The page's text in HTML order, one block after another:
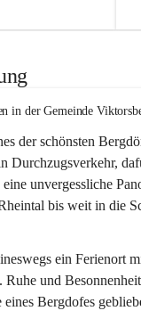
in der Gemeinde
der schönsten
Durchzugsverkehr,
unvergessliche
bis weit in die
ein Ferienort
Ruhe und
eines Bergdofes